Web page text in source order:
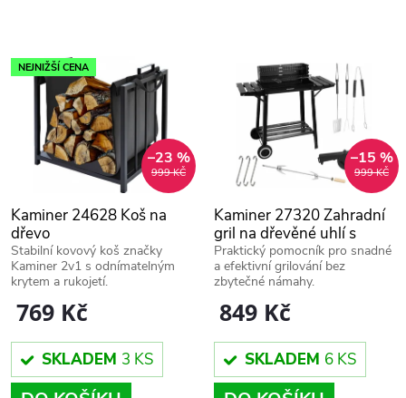
t
tNEJNIŽŠÍ CENA
999 KČ
–23 %
Kaminer 24628 Koš na
dřevo
769 Kč
SKLADEM 3 KS
Stabilní kovový koš značky
Kaminer 2v1 s odnímatelným
krytem a rukojetí.
999 KČ
–15 %
Kaminer 27320 Zahradní
gril na dřevěné uhlí s
krytem a rožněm,
přenosný
849 Kč
SKLADEM 6 KS
Praktický pomocník pro snadné
a efektivní grilování bez
zbytečné námahy.